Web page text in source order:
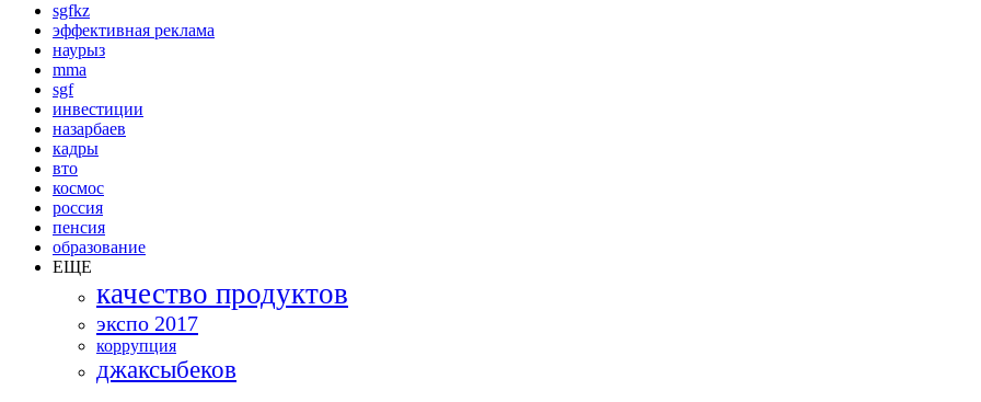
sgfkz
эффективная реклама
наурыз
mma
sgf
инвестиции
назарбаев
кадры
вто
космос
россия
пенсия
образование
ЕЩЕ
качество продуктов
экспо 2017
коррупция
джаксыбеков